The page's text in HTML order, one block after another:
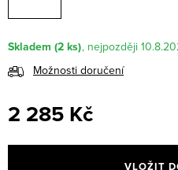
Skladem (2 ks)
Možnosti doručení
2 285 Kč
cena:
VLOŽIT